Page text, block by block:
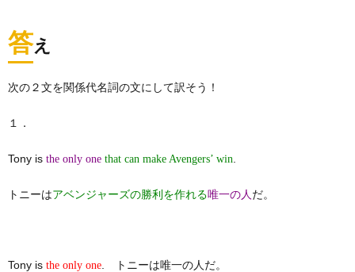
答え
次の２文を関係代名詞の文にして訳そう！
１．
Tony is the only one that can make Avengers’ win
トニーはアベンジャーズの勝利を作れる唯一の 人 だ。
Tony is the only one . トニーは唯一の人だ。